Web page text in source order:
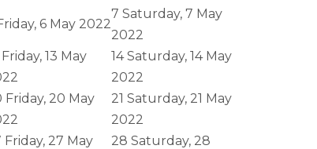
6 May 2022
7 Saturday, 7 May
2022
Friday, 13 May
14 Saturday, 14 May
2022
Friday, 20 May
21 Saturday, 21 May
2022
Friday, 27 May
28 Saturday, 28